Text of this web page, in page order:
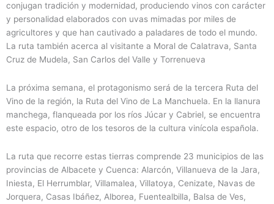
conjugan tradición y modernidad, produciendo vinos con carácter
y personalidad elaborados con uvas mimadas por miles de
agricultores y que han cautivado a paladares de todo el mundo.
La ruta también acerca al visitante a Moral de Calatrava, Santa
Cruz de Mudela, San Carlos del Valle y Torrenueva
La próxima semana, el protagonismo será de la tercera Ruta del
Vino de la región, la Ruta del Vino de La Manchuela. En la llanura
manchega, flanqueada por los ríos Júcar y Cabriel, se encuentra
este espacio, otro de los tesoros de la cultura vinícola española.
La ruta que recorre estas tierras comprende 23 municipios de las
provincias de Albacete y Cuenca: Alarcón, Villanueva de la Jara,
Iniesta, El Herrumblar, Villamalea, Villatoya, Cenizate, Navas de
Jorquera, Casas Ibáñez, Alborea, Fuentealbilla, Balsa de Ves,